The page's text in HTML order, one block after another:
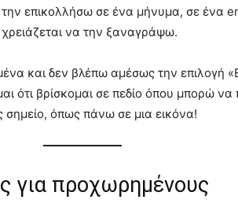
επικολλήσω σε ένα μήνυμα, σε ένα
να την ξαναγράψω.
και δεν βλέπω αμέσως την επιλογή
ότι βρίσκομαι σε πεδίο όπου μπορώ
σημείο, όπως πάνω σε μια εικόνα!
για προχωρημένους